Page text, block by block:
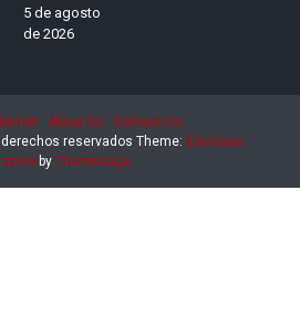
5 de agosto
de 2026
About Us
Contact Us
reservados Theme: Eximious
by Themesaga